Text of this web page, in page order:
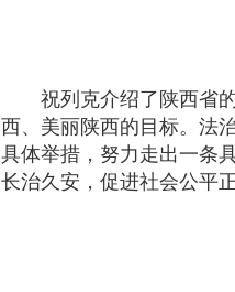
祝列克介绍了陕西省的
西、美丽陕西的目标。法
具体举措，努力走出一条
长治久安，促进社会公平